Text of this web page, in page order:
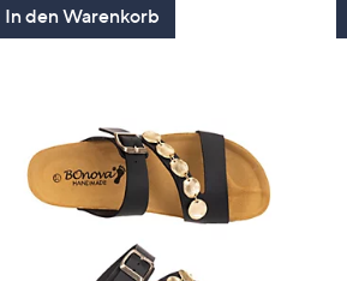
In den Warenkorb